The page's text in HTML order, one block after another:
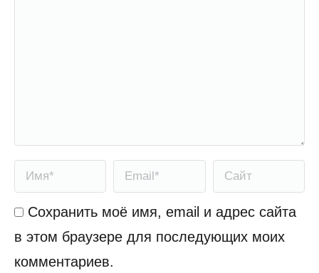
Имя * Email * Сайт
Сохранить моё имя, email и адрес сайта
в этом браузере для последующих моих
комментариев.